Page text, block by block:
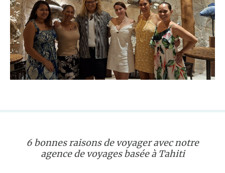
6 bonnes raisons de voyager avec notre
agence de voyages basée à Tahiti